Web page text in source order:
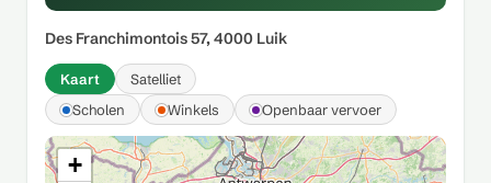
Des Franchimontois 57, 4000 Luik
Kaart
Satelliet
Scholen
Winkels Openbaar vervoer
+